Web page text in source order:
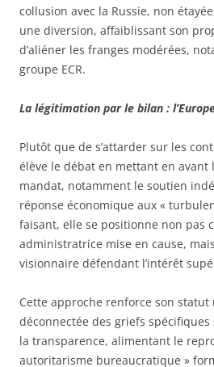
collusion avec la Russie, non
une diversion, affaiblissant son
d’aliéner les franges modérées,
groupe ECR.
La légitimation par le bilan :
Plutôt que de s’attarder sur les
élève le débat en mettant en avant
mandat, notamment le soutien
réponse économique aux «
faisant, elle se positionne non pas
administratrice mise en cause,
visionnaire défendant l’intérêt
Cette approche renforce son
déconnectée des griefs
la transparence, alimentant le
autoritarisme bureaucratique »